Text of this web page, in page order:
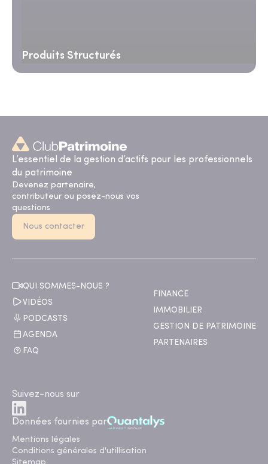
Produits Structurés
L’essentiel de la gestion d’actifs pour les professionnels
du patrimoine
Devenez partenaire,
contributeur ou posez-nous vos
questions
Nous contacter
QUI SOMMES-NOUS ?
VIDÉOS
PODCASTS
AGENDA
FAQ
FINANCE
IMMOBILIER
GESTION DE PATRIMOINE
PARTENAIRES
Suivez-nous sur
Données fournies par
Mentions légales
Conditions générales d'utillisation